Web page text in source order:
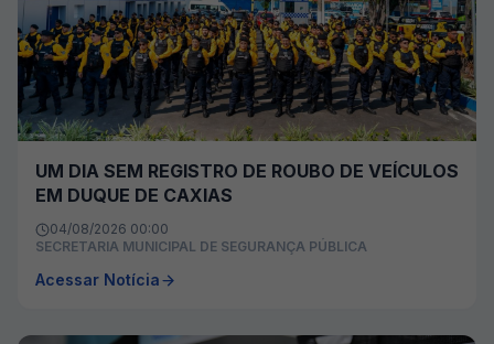
UM DIA SEM REGISTRO DE ROUBO DE VEÍCULOS
EM DUQUE DE CAXIAS
04/08/2026 00:00
SECRETARIA MUNICIPAL DE SEGURANÇA PÚBLICA
Acessar Notícia